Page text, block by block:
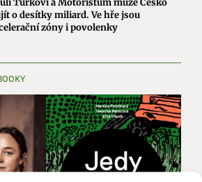
Turkovi a Motoristům může Česko
o desítky miliard. Ve hře jsou
zóny i povolenky